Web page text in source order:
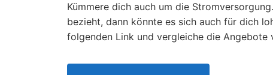
Kümmere dich auch um die
bezieht, dann könnte es sich auch für dich
folgenden Link und vergleiche die Angebote